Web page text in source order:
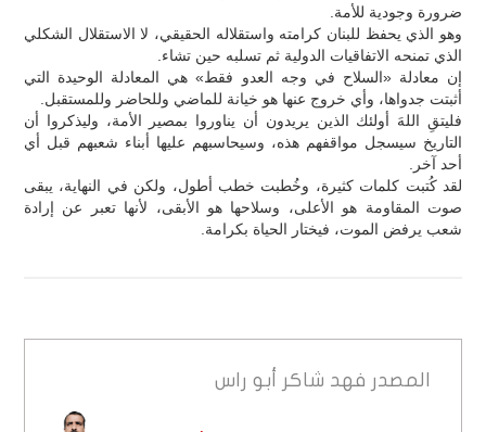
ضرورة وجودية للأمة.
وهو الذي يحفظ للبنان كرامته واستقلاله الحقيقي، لا الاستقلال الشكلي
الذي تمنحه الاتفاقيات الدولية ثم تسلبه حين تشاء.
إن معادلة «السلاح في وجه العدو فقط» هي المعادلة الوحيدة التي
أثبتت جدواها، وأي خروج عنها هو خيانة للماضي وللحاضر وللمستقبل.
فليتقِ اللهَ أولئك الذين يريدون أن يناوروا بمصير الأمة، وليذكروا أن
التاريخ سيسجل مواقفهم هذه، وسيحاسبهم عليها أبناء شعبهم قبل أي
أحد آخر.
لقد كُتبت كلمات كثيرة، وخُطبت خطب أطول، ولكن في النهاية، يبقى
صوت المقاومة هو الأعلى، وسلاحها هو الأبقى، لأنها تعبر عن إرادة
شعب يرفض الموت، فيختار الحياة بكرامة.
المصدر فهد شاكر أبو راس